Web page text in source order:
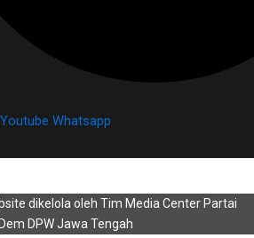
Youtube Whatsapp
dikelola oleh Tim Media Center Partai
DPW Jawa Tengah